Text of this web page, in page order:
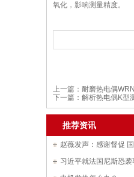
氧化，影响测量精度。
上一篇： 耐磨热电偶
下一篇： 解析热电偶K型
推荐资讯
赵薇发声：感谢督促
习近平就法国尼斯恐